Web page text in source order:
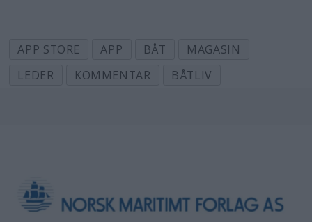
APP STORE APP BÅT
MAGASIN
LEDER
KOMMENTAR BÅTLIV